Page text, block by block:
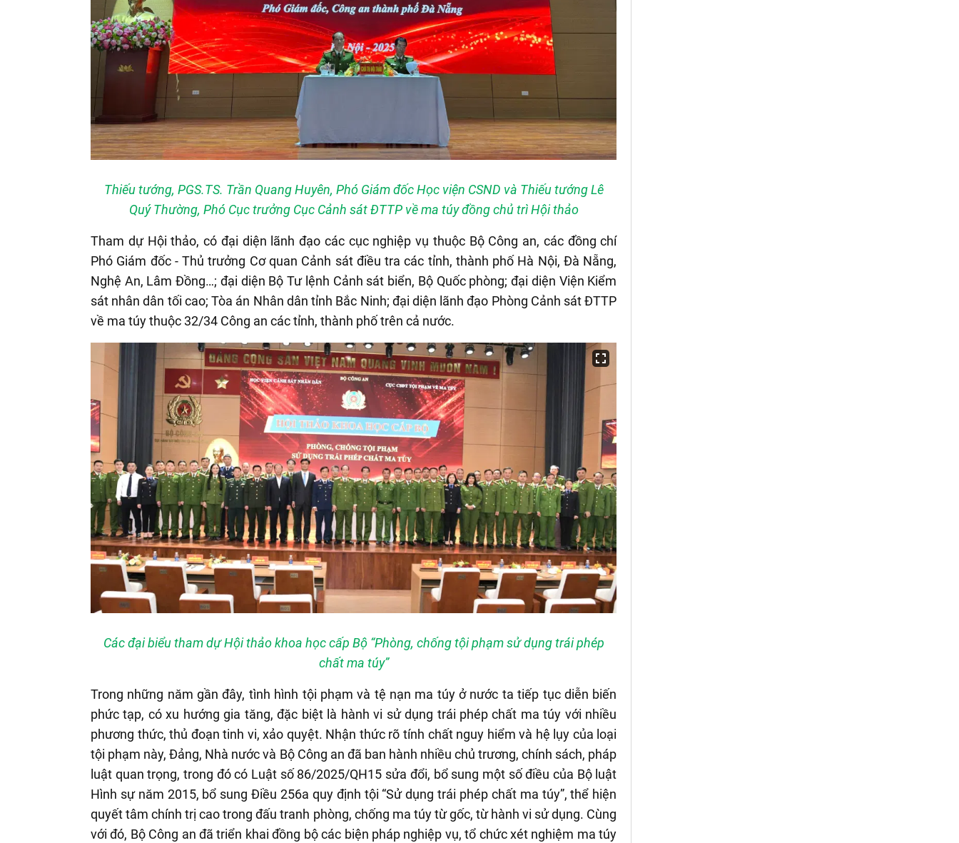
Thiếu tướng, PGS.TS. Trần Quang Huyên, Phó Giám đốc Học viện CSND và Thiếu tướng Lê
Quý Thường, Phó Cục trưởng Cục Cảnh sát ĐTTP về ma túy đồng chủ trì Hội thảo
Tham dự Hội thảo, có đại diện lãnh đạo các cục nghiệp vụ thuộc Bộ Công an, các đồng chí
Phó Giám đốc - Thủ trưởng Cơ quan Cảnh sát điều tra các tỉnh, thành phố Hà Nội, Đà Nẵng,
Nghệ An, Lâm Đồng…; đại diện Bộ Tư lệnh Cảnh sát biển, BộQuốc phòng; đại diện Viện Kiểm
sát nhân dân tối cao; Tòa án Nhân dân tỉnh Bắc Ninh; đại diện l ãnh đạo Phòng Cảnh sát ĐTTP
về ma túythuộc 32/34 Công an các tỉnh, thành phốtrên cả nước.
Các đại biểu tham dự Hội thảo khoa học cấp Bộ “Phòng, chống tội phạm sử dụng trái phép
chất ma túy”
Trong những năm gần đây, tình hình tội phạm và tệ nạn ma túy ở nước ta tiếp tục diễn biến
phức tạp, có xu hướng gia tăng, đặc biệt là hành vi sử dụng trái phép chất ma túy với nhiều
phương thức, thủ đoạn tinh vi, xảo quyệt. Nhận thức rõ tính chất nguy hiểm và hệ lụy của loại
tội phạm này, Đảng, Nhà nước và Bộ Công an đã ban hành nhiều chủ trương, chính sách, pháp
luật quan trọng, trong đó có Luật số 86/2025/QH15 sửa đổi, bổ sung một số điều của Bộ luật
Hình sự năm 2015, bổ sung Điều 256a quy định tội “Sử dụng trái phép chất ma túy”, thể hiện
quyết tâm chính trị cao trong đấu tranh phòng, chống ma túy từ gốc, từ hành vi sử dụng. Cùng
với đó, Bộ Công an đã triển khai đồng bộ các biện pháp nghiệp vụ, tổ chức xét nghiệm ma túy